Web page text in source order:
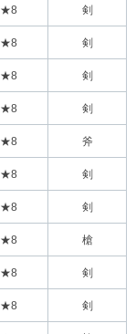
★8 剣
★8 剣
★8 剣
★8 剣
★8 斧
★8 剣
★8 剣
★8 槍
★8 剣
★8 剣